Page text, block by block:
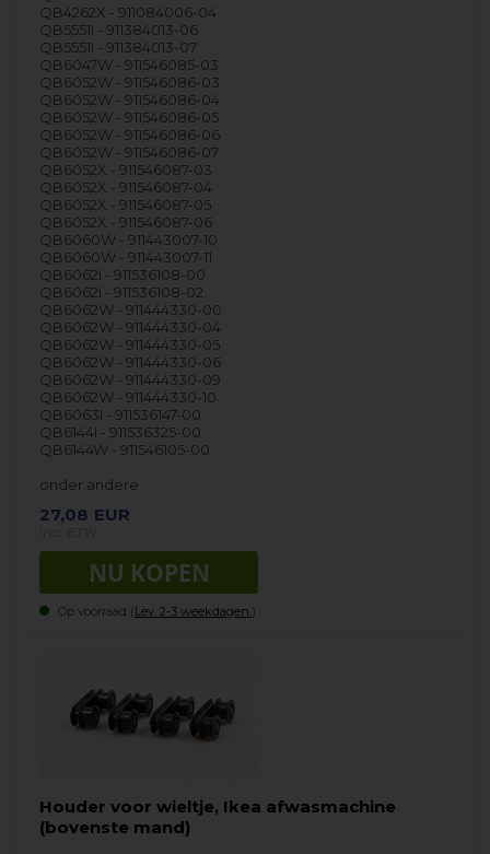
QB4262X - 911084006-04
QB5551I - 911384013-06
QB5551I - 911384013-07
QB6047W - 911546085-03
QB6052W - 911546086-03
QB6052W - 911546086-04
QB6052W - 911546086-05
QB6052W - 911546086-06
QB6052W - 911546086-07
QB6052X - 911546087-03
QB6052X - 911546087-04
QB6052X - 911546087-05
QB6052X - 911546087-06
QB6060W - 911443007-10
QB6060W - 911443007-11
QB6062I - 911536108-00
QB6062I - 911536108-02
QB6062W - 911444330-00
QB6062W - 911444330-04
QB6062W - 911444330-05
QB6062W - 911444330-06
QB6062W - 911444330-09
QB6062W - 911444330-10
QB6063I - 911536147-00
QB6144I - 911536325-00
QB6144W - 911546105-00
onder andere
27,08 EUR
Op voorraad (Lev. 2-3 weekdagen. ).
Houder voor wieltje, Ikea afwasmachine
(bovenste mand)